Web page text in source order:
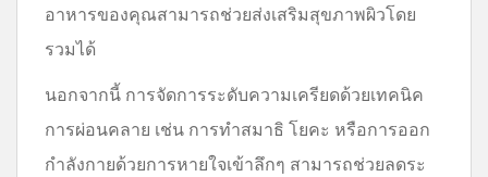
อาหารของคุณสามารถช่วยส่งเสริมสุขภาพผิวโดย
รวมได้
นอกจากนี้ การจัดการระดับความเครียดด้วยเทคนิค
การผ่อนคลาย เช่น การทำสมาธิ โยคะ หรือการออก
กำลังกายด้วยการหายใจเข้าลึกๆ สามารถช่วยลดระ